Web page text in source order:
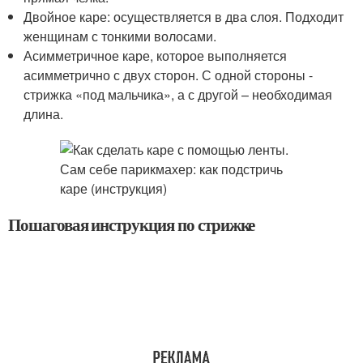
Двойное каре: осуществляется в два слоя. Подходит
женщинам с тонкими волосами.
Асимметричное каре, которое выполняется
асимметрично с двух сторон. С одной стороны -
стрижка «под мальчика», а с другой – необходимая
длина.
Пошаговая инструкция по стрижке